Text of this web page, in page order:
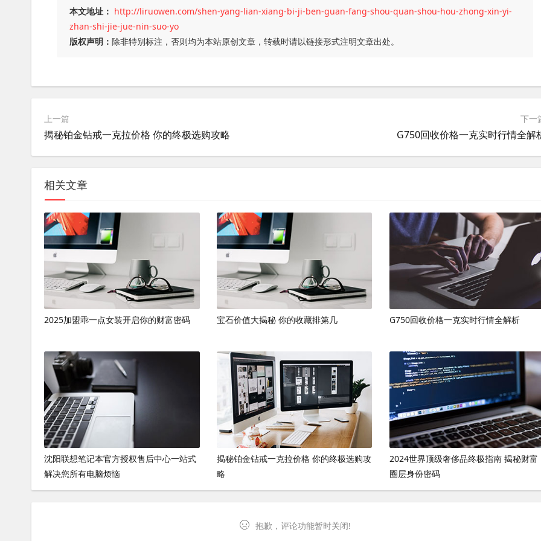
本文地址： http://liruowen.com/shen-yang-lian-xiang-bi-ji-ben-guan-fang-shou-quan-shou-hou-zhong-xin-yi-
zhan-shi-jie-jue-nin-suo-yo
版权声明： 除非特别标注，否则均为本站原创文章，转载时请以链接形式注明文章出处。
上一篇
揭秘铂金钻戒一克拉价格 你的终极选购攻略
下一
G750回收价格一克实时行情全解
相关文章
2025加盟乖一点女装开启你的财富密码 宝石价值大揭秘 你的收藏排第几 G750回收价格一克实时行情全解析
沈阳联想笔记本官方授权售后中心一站式
解决您所有电脑烦恼
揭秘铂金钻戒一克拉价格 你的终极选购攻
略
2024世界顶级奢侈品终极指南 揭秘财富
圈层身份密码
抱歉，评论功能暂时关闭!